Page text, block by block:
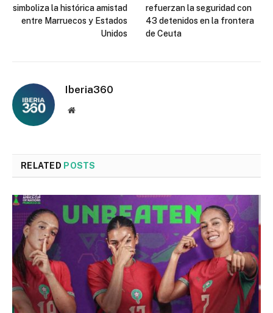
simboliza la histórica amistad
entre Marruecos y Estados
Unidos
refuerzan la seguridad con
43 detenidos en la frontera
de Ceuta
Iberia360
Website
RELATED POSTS